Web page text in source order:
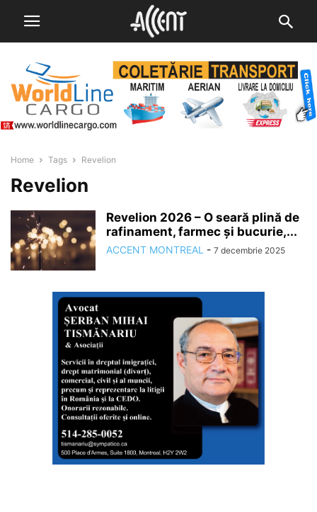
Home Tags Revelion
Revelion
Revelion 2026 – O seară plină de
rafinament, farmec și bucurie,...
ACCENT MONTREAL - 7 decembrie 2025